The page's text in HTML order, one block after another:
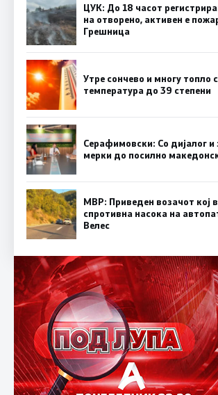
ЦУК: До 18 часот
на отворено, активен е
Грешница
Утре сончево и многу топло
температура до 39 степени
Серафимовски: Со дијалог и
мерки до посилно
МВР: Приведен возачот кој
спротивна насока на
Велес